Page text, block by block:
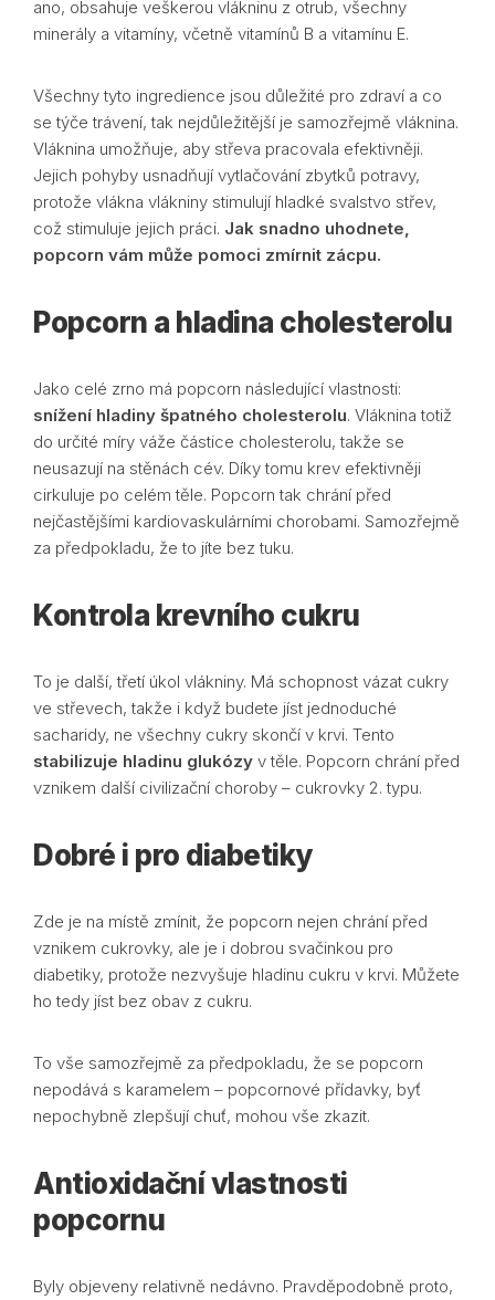
ano, obsahuje veškerou vlákninu z otrub, všechny
minerály a vitamíny, včetně vitamínů B a vitamínu E.
Všechny tyto ingredience jsou důležité pro zdraví a co
se týče trávení, tak nejdůležitější je samozřejmě vláknina.
Vláknina umožňuje, aby střeva pracovala efektivněji.
Jejich pohyby usnadňují vytlačování zbytků potravy,
protože vlákna vlákniny stimulují hladké svalstvo střev,
což stimuluje jejich práci. Jak snadno uhodnete,
popcorn vám může pomoci zmírnit zácpu.
Popcorn a hladina cholesterolu
Jako celé zrno má popcorn následující vlastnosti:
snížení hladiny špatného cholesterolu. Vláknina totiž
do určité míry váže částice cholesterolu, takže se
neusazují na stěnách cév. Díky tomu krev efektivněji
cirkuluje po celém těle. Popcorn tak chrání před
nejčastějšími kardiovaskulárními chorobami. Samozřejmě
za předpokladu, že to jíte bez tuku.
Kontrola krevního cukru
To je další, třetí úkol vlákniny. Má schopnost vázat cukry
ve střevech, takže i když budete jíst jednoduché
sacharidy, ne všechny cukry skončí v krvi. Tento
stabilizuje hladinu glukózy v těle. Popcorn chrání před
vznikem další civilizační choroby – cukrovky 2. typu.
Dobré i pro diabetiky
Zde je na místě zmínit, že popcorn nejen chrání před
vznikem cukrovky, ale je i dobrou svačinkou pro
diabetiky, protože nezvyšuje hladinu cukru v krvi. Můžete
ho tedy jíst bez obav z cukru.
To vše samozřejmě za předpokladu, že se popcorn
nepodává s karamelem – popcornové přídavky, byť
nepochybně zlepšují chuť, mohou vše zkazit.
Antioxidační vlastnosti
popcornu
Byly objeveny relativně nedávno. Pravděpodobně proto,